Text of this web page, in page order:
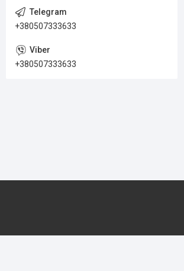
+380507333633
+380507333633